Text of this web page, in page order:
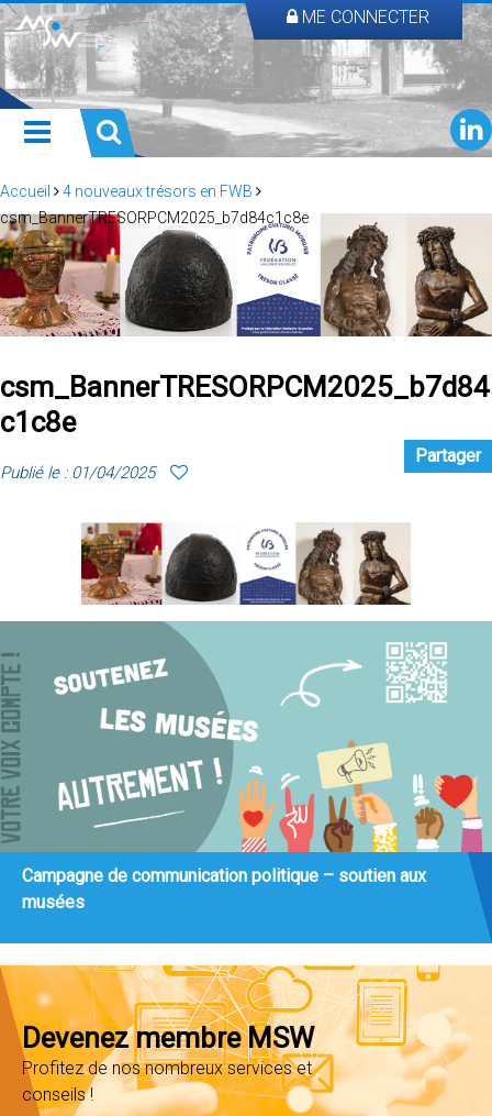
ME CONNECTER
Accueil
4 nouveaux trésors en FWB
csm_BannerTRESORPCM2025_b7d84c1c8e
csm_BannerTRESORPCM2025_b7d84
c1c8e
Publié le : 01/04/2025
Partager
Campagne de communication politique – soutien aux
musées
Devenez membre MSW
Profitez de nos nombreux services et
conseils !